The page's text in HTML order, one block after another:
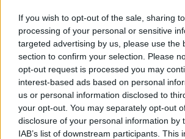
If you wish to opt-out of the sale, sharing
processing of your personal or sensitive
targeted advertising by us, please use the
section to confirm your selection. Please
opt-out request is processed you may
interest-based ads based on personal
us or personal information disclosed to
your opt-out. You may separately opt-out
disclosure of your personal information by
IAB’s list of downstream participants. This
FLASH FOCUS